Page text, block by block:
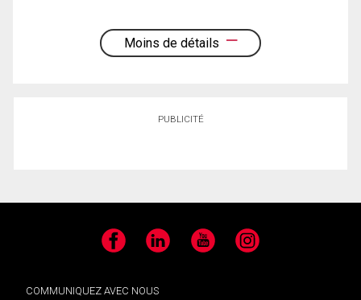
Moins de détails
PUBLICITÉ
Facebook LinkedIn YouTube Instagram
COMMUNIQUEZ AVEC NOUS